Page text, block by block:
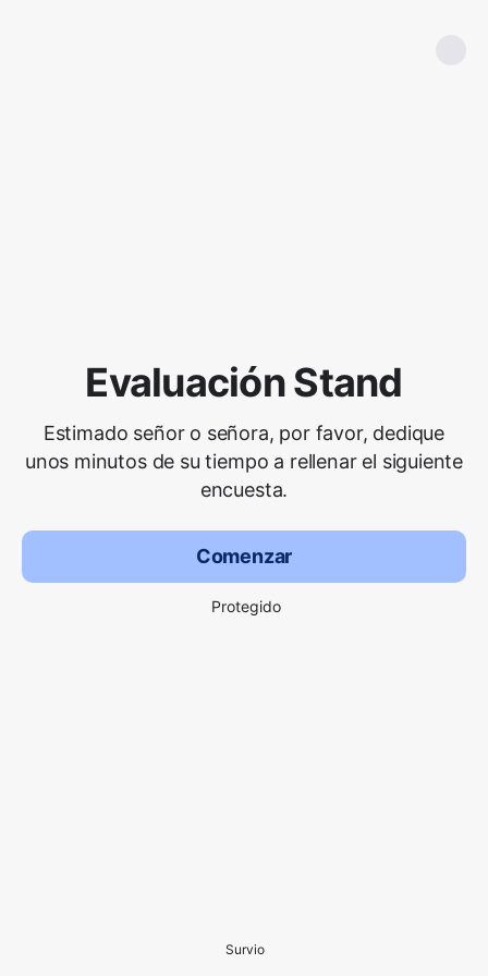
Evaluación Stand
Estimado señor o señora, por favor, dedique
unos minutos de su tiempo a rellenar el siguiente
encuesta.
Comenzar
Protegido
Survio